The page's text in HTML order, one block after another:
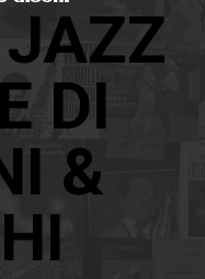
DI
&